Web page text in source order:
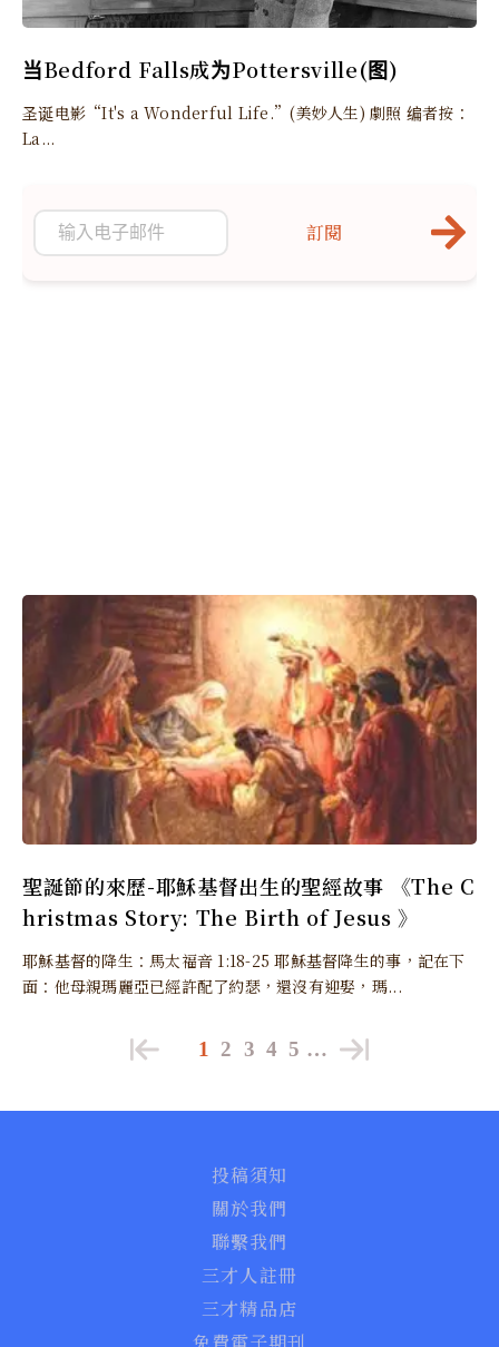
当Bedford Falls成为Pottersville(图)
圣诞电影“It's a Wonderful Life.”(美妙人生) 劇照 编者按：
La...
聖誕節的來歷-耶穌基督出生的聖經故事 《The C
hristmas Story: The Birth of Jesus 》
耶穌基督的降生：馬太福音 1:18-25 耶穌基督降生的事，記在下
面：他母親瑪麗亞已經許配了約瑟，還沒有迎娶，瑪...
訂閱
1 2 3 4 5 …
投稿須知
關於我們
聯繫我們
三才人註冊
三才精品店